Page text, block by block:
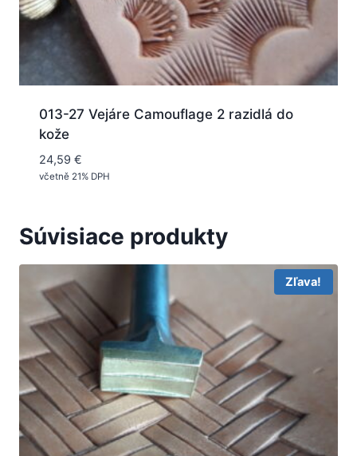
013-27 Vejáre Camouflage 2 razidlá do
kože
24,59 €
včetně 21% DPH
Súvisiace produkty
Zľava!